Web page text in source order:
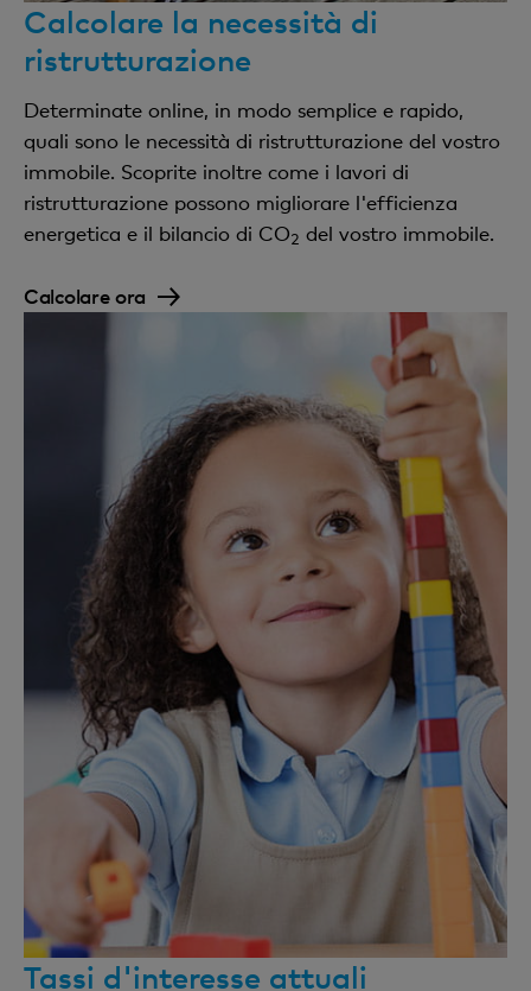
Calcolare la necessità di
ristrutturazione
Determinate online, in modo semplice e rapido,
quali sono le necessità di ristrutturazione del vostro
immobile. Scoprite inoltre come i lavori di
ristrutturazione possono migliorare l'efficienza
energetica e il bilancio di CO2 del vostro immobile.
Calcolare ora
Tassi d'interesse attuali